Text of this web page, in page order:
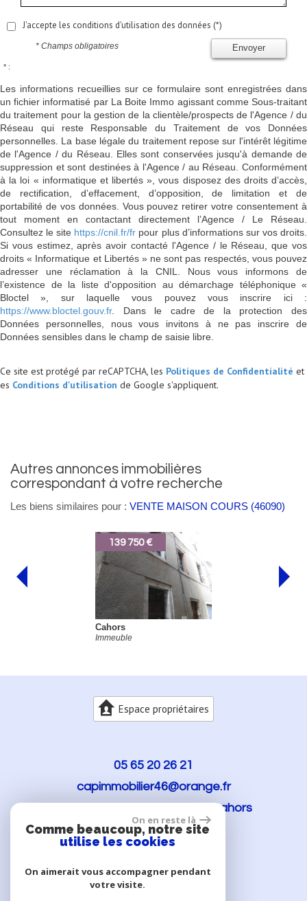
J'accepte les conditions d'utilisation des données (*)
Envoyer
* Champs obligatoires
* :
Les informations recueillies sur ce formulaire sont enregistrées dans
un fichier informatisé par La Boite Immo agissant comme Sous-traitant
du traitement pour la gestion de la clientèle/prospects de l'Agence / du
Réseau qui reste Responsable du Traitement de vos Données
personnelles. La base légale du traitement repose sur l'intérêt légitime
de l'Agence / du Réseau. Elles sont conservées jusqu'à demande de
suppression et sont destinées à l'Agence / au Réseau. Conformément
à la loi « informatique et libertés », vous disposez des droits d’accès,
de rectification, d’effacement, d’opposition, de limitation et de
portabilité de vos données. Vous pouvez retirer votre consentement à
tout moment en contactant directement l’Agence / Le Réseau.
Consultez le site https://cnil.fr/fr pour plus d’informations sur vos droits.
Si vous estimez, après avoir contacté l'Agence / le Réseau, que vos
droits « Informatique et Libertés » ne sont pas respectés, vous pouvez
adresser une réclamation à la CNIL. Nous vous informons de
l’existence de la liste d'opposition au démarchage téléphonique «
Bloctel », sur laquelle vous pouvez vous inscrire ici :
https://www.bloctel.gouv.fr. Dans le cadre de la protection des
Données personnelles, nous vous invitons à ne pas inscrire de
Données sensibles dans le champ de saisie libre.
Ce site est protégé par reCAPTCHA, les Politiques de Confidentialité et
es Conditions d'utilisation de Google s'appliquent.
autres annonces immobilières
correspondant à votre recherche
Les biens similaires pour : VENTE MAISON COURS (46090)
Espace propriétaires
05 65 20 26 21
capimmobilier46@orange.fr
Cahors
On en reste là
Comme beaucoup, notre site
utilise les cookies
On aimerait vous accompagner pendant
votre visite.